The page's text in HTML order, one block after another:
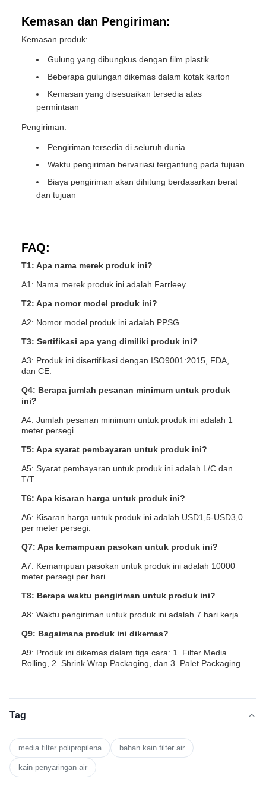
Kemasan dan Pengiriman:
Kemasan produk:
Gulung yang dibungkus dengan film plastik
Beberapa gulungan dikemas dalam kotak karton
Kemasan yang disesuaikan tersedia atas
permintaan
Pengiriman:
Pengiriman tersedia di seluruh dunia
Waktu pengiriman bervariasi tergantung pada tujuan
Biaya pengiriman akan dihitung berdasarkan berat
dan tujuan
FAQ:
T1: Apa nama merek produk ini?
A1: Nama merek produk ini adalah Farrleey.
T2: Apa nomor model produk ini?
A2: Nomor model produk ini adalah PPSG.
T3: Sertifikasi apa yang dimiliki produk ini?
A3: Produk ini disertifikasi dengan ISO9001:2015, FDA,
dan CE.
Q4: Berapa jumlah pesanan minimum untuk produk
ini?
A4: Jumlah pesanan minimum untuk produk ini adalah 1
meter persegi.
T5: Apa syarat pembayaran untuk produk ini?
A5: Syarat pembayaran untuk produk ini adalah L/C dan
T/T.
T6: Apa kisaran harga untuk produk ini?
A6: Kisaran harga untuk produk ini adalah USD1,5-USD3,0
per meter persegi.
Q7: Apa kemampuan pasokan untuk produk ini?
A7: Kemampuan pasokan untuk produk ini adalah 10000
meter persegi per hari.
T8: Berapa waktu pengiriman untuk produk ini?
A8: Waktu pengiriman untuk produk ini adalah 7 hari kerja.
Q9: Bagaimana produk ini dikemas?
A9: Produk ini dikemas dalam tiga cara: 1. Filter Media
Rolling, 2. Shrink Wrap Packaging, dan 3. Palet Packaging.
Tag
media filter polipropilena bahan kain filter air
kain penyaringan air